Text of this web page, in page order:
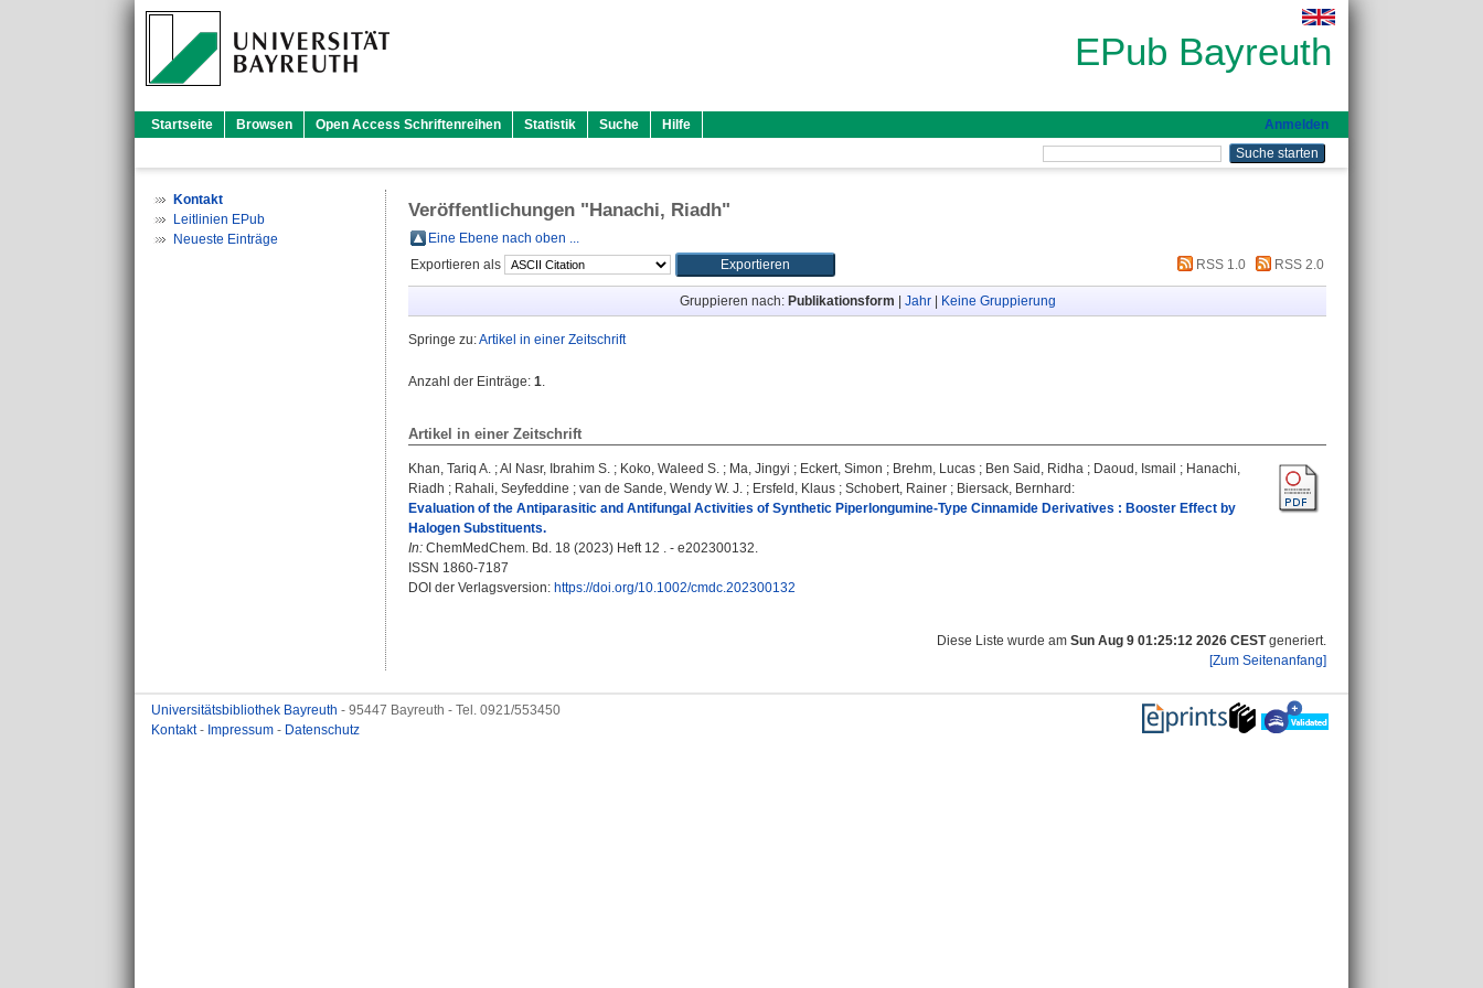
EPub Bayreuth
Startseite Browsen Open Access Schriftenreihen Statistik Suche Hilfe Anmelden
Kontakt
Leitlinien EPub
Neueste Einträge
Veröffentlichungen "Hanachi, Riadh"
Eine Ebene nach oben ...
Exportieren als
RSS 1.0 RSS 2.0
Gruppieren nach: Publikationsform Jahr| Keine Gruppierung
Springe zu:Artikel in einer Zeitschrift
Anzahl der Einträge: 1.
Artikel in einer Zeitschrift
Khan, Tariq A. ;Al Nasr, Ibrahim S. ; Koko, Waleed S. ; Ma, Jingyi ; Eckert, Simon ; Brehm, Lucas ; Ben Said, Ridha ; Daoud, Ismail ; Hanachi,
Riadh ; Rahali, Seyfeddine ; van de Sande, Wendy W. J. ; Ersfeld, Klaus ; Schobert, Rainer ; Biersack, Bernhard :
Evaluation of the Antiparasitic and Antifungal Activities of Synthetic Piperlongumine-Type Cinnamide Derivatives : Booster Effect by
Halogen Substituents.
In: ChemMedChem. Bd. 18 (2023) Heft 12 . - e202300132.
ISSN 1860-7187
DOI der Verlagsversion: https://doi.org/10.1002/cmdc.202300132
Diese Liste wurde am Sun Aug 9 01:25:12 2026 CESTgeneriert.
[Zum Seitenanfang]
Universitätsbibliothek Bayreuth - 95447 Bayreuth - Tel. 0921/553450
Kontakt- Impressum - Datenschutz